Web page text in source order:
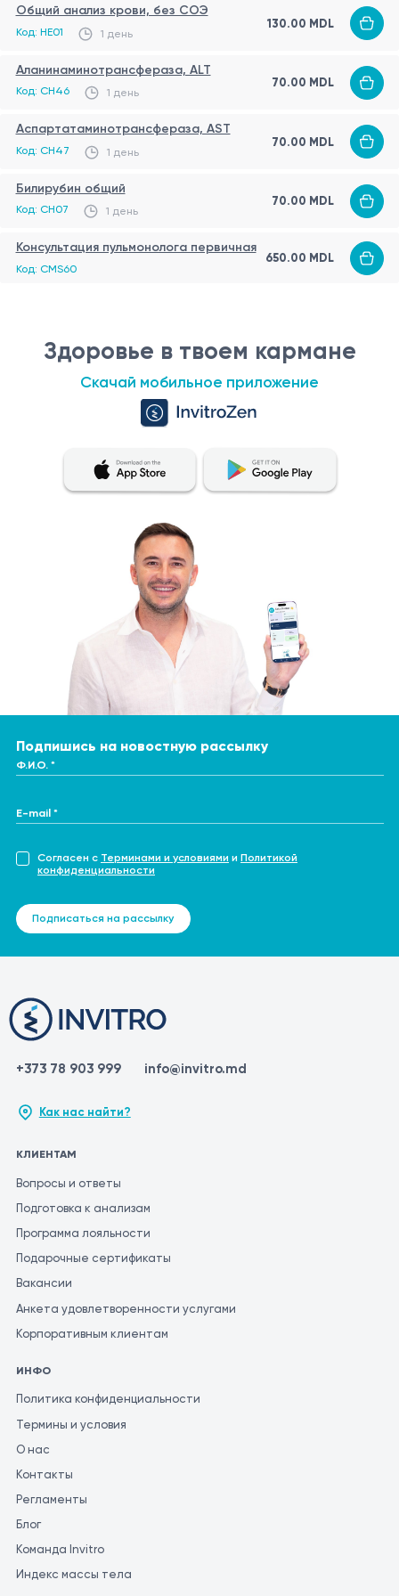
Общий анализ крови, без СОЭ
Код: HE01 1 день
130.00 MDL
Аланинаминотрансфераза, ALT
Код: CH46 1 день
70.00 MDL
Аспартатаминотрансфераза, AST
Код: CH47 1 день
70.00 MDL
Билирубин общий
Код: CH07 1 день
70.00 MDL
Консультация пульмонолога первичная
Код: CMS60
650.00 MDL
Здоровье в твоем кармане
Скачай мобильное приложение
Подпишись на новостную рассылку
Ф.И.О. *
E-mail *
Согласен с Терминами и условиями и Политикой
конфиденциальности
Подписаться на рассылку
+373 78 903 999 info@invitro.md
Как нас найти?
КЛИЕНТАМ
Вопросы и ответы
Подготовка к анализам
Программа лояльности
Подарочные сертификаты
Вакансии
Анкета удовлетворенности услугами
Корпоративным клиентам
ИНФО
Политика конфиденциальности
Термины и условия
О нас
Контакты
Регламенты
Блог
Команда Invitro
Индекс массы тела